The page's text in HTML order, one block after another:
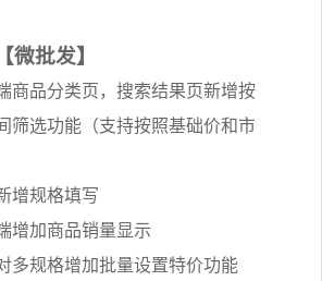
微批发】
商品分类页，搜索结果页新增按
筛选功能（支持按照基础价和市
增规格填写
增加商品销量显示
多规格增加批量设置特价功能